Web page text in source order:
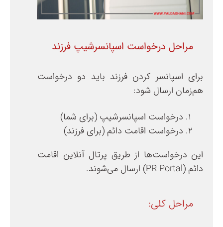
مراحل درخواست اسپانسرشیپ فرزند
برای اسپانسر کردن فرزند باید دو درخواست
هم‌زمان ارسال شود:
درخواست اسپانسرشیپ (برای شما)
درخواست اقامت دائم (برای فرزند)
این درخواست‌ها از طریق پرتال آنلاین اقامت
دائم (PR Portal) ارسال می‌شوند.
مراحل کلی: